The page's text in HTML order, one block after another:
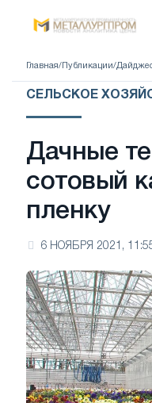
Главная/ Публикации/
СЕЛЬСКОЕ
Дачные
сотовый
пленку
6 НОЯБРЯ 2021,